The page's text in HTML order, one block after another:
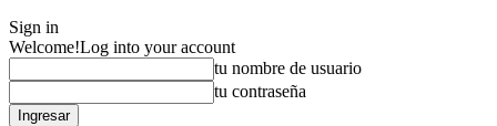
Sign in
Welcome!Log into your account
tu nombre de usuario
tu contraseña